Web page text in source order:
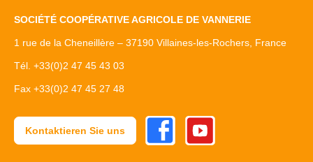
SOCIÉTÉ COOPÉRATIVE AGRICOLE DE VANNERIE
1 rue de la Cheneillère – 37190 Villaines-les-Rochers, France
Tél. +33(0)2 47 45 43 03
Fax +33(0)2 47 45 27 48
Kontaktieren Sie uns
FacebookYoutube